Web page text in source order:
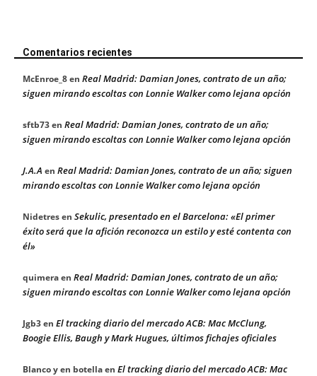
Comentarios recientes
McEnroe_8en Real Madrid: Damian Jones, contrato de un año;
siguen mirando escoltas con Lonnie Walker como lejana opción
sftb73en Real Madrid: Damian Jones, contrato de un año;
siguen mirando escoltas con Lonnie Walker como lejana opción
J.A.A en Real Madrid: Damian Jones, contrato de un año; siguen
mirando escoltas con Lonnie Walker como lejana opción
Nidetresen Sekulic, presentado en el Barcelona: «El primer
éxito será que la afición reconozca un estilo y esté contenta con
él»
quimeraen Real Madrid: Damian Jones, contrato de un año;
siguen mirando escoltas con Lonnie Walker como lejana opción
Jgb3en El tracking diario del mercado ACB: Mac McClung,
Boogie Ellis, Baugh y Mark Hugues, últimos fichajes oficiales
Blanco y en botellaen El tracking diario del mercado ACB: Mac